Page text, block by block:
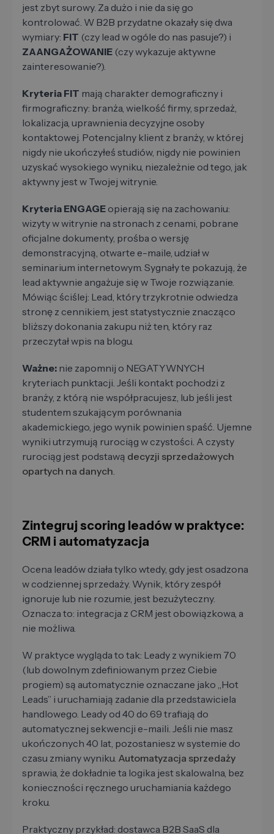
jest zbyt surowy. Za dużo i nie da się go
kontrolować. W B2B przydatne okazały się dwa
wymiary: FIT (czy lead w ogóle do nas pasuje?) i
ZAANGAŻOWANIE (czy wykazuje aktywne
zainteresowanie?).
Kryteria FIT mają charakter demograficzny i
firmograficzny: branża, wielkość firmy, sprzedaż,
lokalizacja, uprawnienia decyzyjne osoby
kontaktowej. Potencjalny klient z branży, w której
nigdy nie ukończyłeś studiów, nigdy nie powinien
uzyskać wysokiego wyniku, niezależnie od tego, jak
aktywny jest w Twojej witrynie.
Kryteria ENGAGE opierają się na zachowaniu:
wizyty w witrynie na stronach z cenami, pobrane
oficjalne dokumenty, prośba o wersję
demonstracyjną, otwarte e-maile, udział w
seminarium internetowym. Sygnały te pokazują, że
lead aktywnie angażuje się w Twoje rozwiązanie.
Mówiąc ściślej: Lead, który trzykrotnie odwiedza
stronę z cennikiem, jest statystycznie znacząco
bliższy dokonania zakupu niż ten, który raz
przeczytał wpis na blogu.
Ważne: nie zapomnij o NEGATYWNYCH
kryteriach punktacji. Jeśli kontakt pochodzi z
branży, z którą nie współpracujesz, lub jeśli jest
studentem szukającym porównania
akademickiego, jego wynik powinien spaść. Ujemne
wyniki utrzymują rurociąg w czystości. A czysty
rurociąg jest podstawą decyzji sprzedażowych
opartych na danych.
Zintegruj scoring leadów w praktyce:
CRM i automatyzacja
Ocena leadów działa tylko wtedy, gdy jest osadzona
w codziennej sprzedaży. Wynik, który zespół
ignoruje lub nie rozumie, jest bezużyteczny.
Oznacza to: integracja z CRM jest obowiązkowa, a
nie możliwa.
W praktyce wygląda to tak: Leady z wynikiem 70
(lub dowolnym zdefiniowanym przez Ciebie
progiem) są automatycznie oznaczane jako „Hot
Leads” i uruchamiają zadanie dla przedstawiciela
handlowego. Leady od 40 do 69 trafiają do
automatycznej sekwencji e-maili. Jeśli nie masz
ukończonych 40 lat, pozostaniesz w systemie do
czasu zmiany wyniku. Automatyzacja sprzedaży
sprawia, że dokładnie ta logika jest skalowalna, bez
konieczności ręcznego uruchamiania każdego
kroku.
Praktyczny przykład: dostawca B2B SaaS dla